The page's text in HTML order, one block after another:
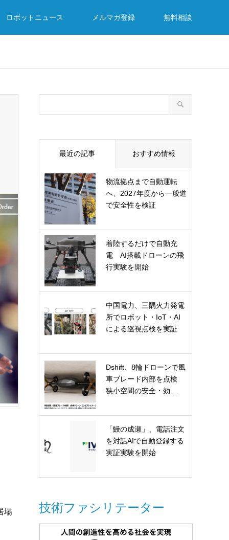
ロボットニュース メルマガ登録 無料相談
場
最近の記事 おすすめ情報
物流拠点まで自動運転
へ、2027年度から一般道
で安全性を検証
着陸するだけで自動充
電 AI搭載ドローンの飛
行実験を開始
中国電力、三隅火力発電
所でロボット・IoT・AI
による巡視点検を実証
Dshift、8輪ドローンで風
車ブレード内部を点検
狭小空間の安全・効…
「鰻の成瀬」、電話注文
を対話AIで自動登録する
実証実験を開始
技術ファシリテーター